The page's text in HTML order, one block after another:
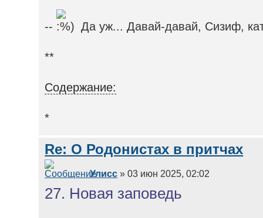
-- Да уж... Давай-давай, Сизиф,
**
Содержание:
*
Re: О Родонистах в притчах
Улисс » 03 июн 2025, 02:02
27. Новая заповедь